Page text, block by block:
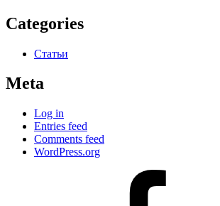
Categories
Статьи
Meta
Log in
Entries feed
Comments feed
WordPress.org